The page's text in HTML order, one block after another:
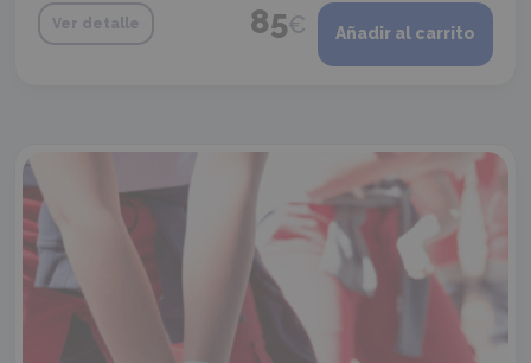
Ver detalle 85€ Añadir al carrito